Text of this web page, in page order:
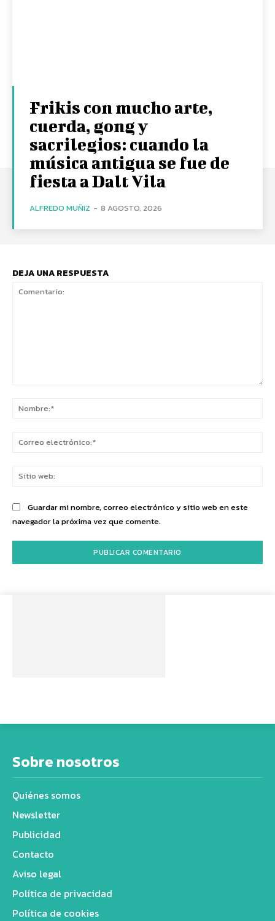
Frikis con mucho arte,
cuerda, gong y
sacrilegios: cuando la
música antigua se fue de
fiesta a Dalt Vila
ALFREDO MUÑIZ - 8 AGOSTO, 2026
DEJA UNA RESPUESTA
Guardar mi nombre, correo electrónico y sitio web en este
navegador la próxima vez que comente.
Sobre nosotros
Quiénes somos
Newsletter
Publicidad
Contacto
Aviso legal
Política de privacidad
Política de cookies